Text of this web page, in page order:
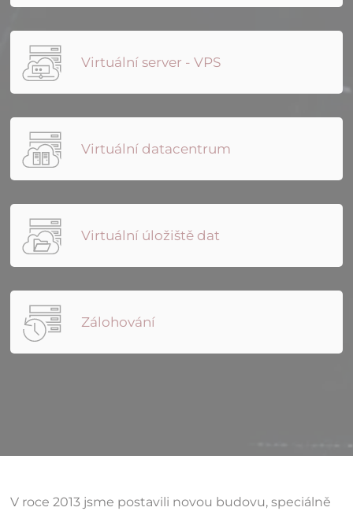
Virtuální server - VPS
Virtuální datacentrum
Virtuální úložiště dat
Zálohování
V roce 2013 jsme postavili novou budovu, speciálně